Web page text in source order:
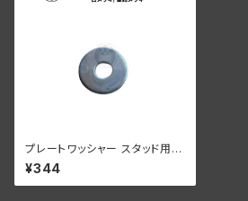
プレートワッシャー スタッド用 1
個 ハーレーダビッドソン 全 EL
UL WLC G スプリンガーモデル
白メッキ/ 亜鉛メッキ
¥344